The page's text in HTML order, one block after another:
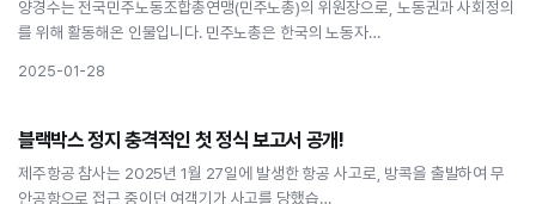
양경수는 전국민주노동조합총연맹(민주노총)의 위원장으로, 노동권과 사회정의
를 위해 활동해온 인물입니다. 민주노총은 한국의 노동자…
2025-01-28
블랙박스 정지 충격적인 첫 정식 보고서 공개!
사회
블랙박스 정지 충격적인 첫 정식 보고서 공개!
제주항공 참사는 2025년 1월 27일에 발생한 항공 사고로, 방콕을 출발하여 무
안공항으로 접근 중이던 여객기가 사고를 당했습…